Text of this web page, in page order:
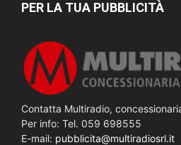
PER LA TUA PUBBLICITÀ
Contatta Multiradio,
Per info: Tel. 059 698555
E-mail: pubblicita@multiradiosrl.it